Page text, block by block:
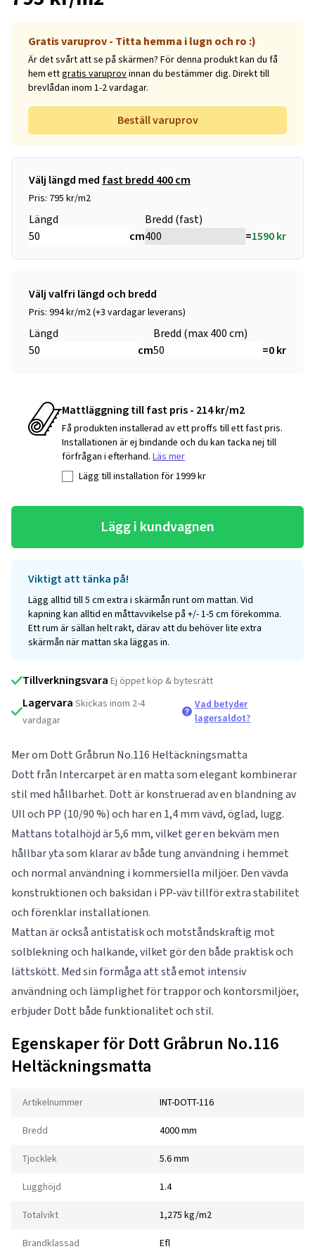
Gratis varuprov - Titta hemma i lugn och ro :)
Är det svårt att se på skärmen? För denna produkt kan du få
hem ettgratis varuprovinnan du bestämmer dig. Direkt till
brevlådan inom 1-2 vardagar.
Beställ varuprov
Välj längd med fast bredd 400 cm
Pris: 795 kr/m2
Längd
cm
Bredd (fast)
=1590kr
Välj valfri längd och bredd
Pris: 994 kr/m2 (+3 vardagar leverans)
Längd
cm
Bredd (max 400 cm)
=0kr
Mattläggning till fast pris - 214 kr/m2
Få produkten installerad av ett proffs till ett fast pris.
Installationen är ej bindande och du kan tacka nej till
förfrågan i efterhand. Läs mer
Lägg till installation för1999kr
Lägg i kundvagnen
Viktigt att tänka på!
Lägg alltid till 5 cm extra i skärmån runt om mattan. Vid
kapning kan alltid en måttavvikelse på +/- 1-5 cm förekomma.
Ett rum är sällan helt rakt, därav att du behöver lite extra
skärmån när mattan ska läggas in.
Tillverkningsvara Ej öppet köp & bytesrätt
Lagervara Skickas inom 2-4
vardagar
Vad betyder
lagersaldot?
Mer om Dott Gråbrun No.116 Heltäckningsmatta
Dott från Intercarpet är en matta som elegant kombinerar
stil med hållbarhet. Dott är konstruerad av en blandning av
Ull och PP (10/90 %) och har en 1,4 mm vävd, öglad, lugg.
Mattans totalhöjd är 5,6 mm, vilket ger en bekväm men
hållbar yta som klarar av både tung användning i hemmet
och normal användning i kommersiella miljöer. Den vävda
konstruktionen och baksidan i PP-väv tillför extra stabilitet
och förenklar installationen.
Mattan är också antistatisk och motståndskraftig mot
solblekning och halkande, vilket gör den både praktisk och
lättskött. Med sin förmåga att stå emot intensiv
användning och lämplighet för trappor och kontorsmiljöer,
erbjuder Dott både funktionalitet och stil.
Egenskaper för Dott Gråbrun No.116
Heltäckningsmatta
Artikelnummer INT-DOTT-116
Bredd 4000 mm
Tjocklek 5.6 mm
Lugghöjd 1.4
Totalvikt 1,275 kg/m2
Brandklassad Efl